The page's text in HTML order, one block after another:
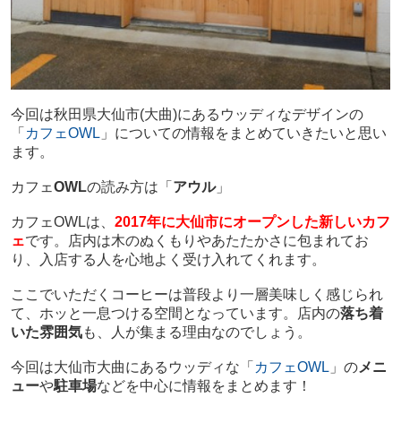
今回は秋田県大仙市(大曲)にあるウッディなデザインの
「 カフェOWL 」についての情報をまとめていきたいと思い
ます。
カフェOWLの読み方は「 アウル」
カフェOWLは、 2017年に大仙市にオープンした新しいカフ
ェです。店内は木のぬくもりやあたたかさに包まれてお
り、入店する人を心地よく受け入れてくれます。
ここでいただくコーヒーは普段より一層美味しく感じられ
て、ホッと一息つける空間となっています。店内の落ち着
いた雰囲気も、人が集まる理由なのでしょう。
今回は大仙市大曲にあるウッディな「 カフェOWL 」のメニ
ューや駐車場などを中心に情報をまとめます！